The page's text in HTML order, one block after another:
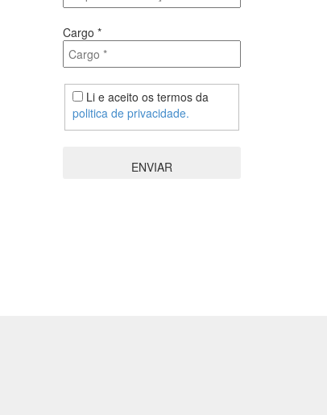
Cargo *
Li e aceito os termos da
politica de privacidade.